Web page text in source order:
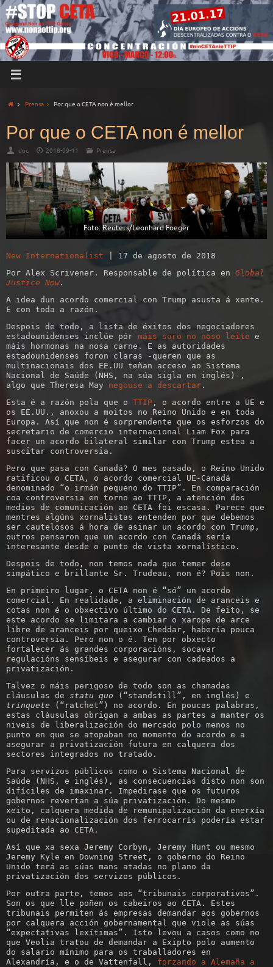
Prensa Por que o CETA non é mellor
Por que o CETA non é mellor
doc 2018-09-11 Prensa
Foto: Reuters/Leonhard Foeger
New Internationalist | 17 de agosto de 2018
Por Alex Scrivener. Responsable de política en Global
Justice Now.
A idea dun acordo comercial con Trump asusta á xente.
E con toda a razón.
Despois de todo, a lista de éxitos dos negociadores
estadounidenses inclúe pór máis soro no noso leite e
máis hormonas na nosa carne. E as autoridades
estadounidenses foron claras -queren que as
multinacionais dos EE.UU teñan acceso ao Sistema
Nacional de Saúde (NHS, na súa sigla en inglés)-,
algo que Theresa May negouse a descartar .
Esta é a razón pola que o TTIP , o acordo entre a UE e
os EE.UU., anoxou a moitos no Reino Unido e en toda
Europa. Así que non é sorprendente que os esforzos do
secretario de comercio internacional Liam Fox para
facer un acordo bilateral similar con Trump estea a
suscitar controversia.
Pero que pasa con Canadá? O mes pasado, o Reino Unido
ratificou o CETA, o acordo comercial UE-Canadá
denominado “o irmán pequeno do TTIP”. En comparación
coa controversia en torno ao TTIP, a atención dos
medios de comunicación ao CETA foi escasa. Parece que
mentres algúns xornalistas entenden por que debemos
ser cautelosos á hora de asinar un acordo con Trump,
outros pensaron que un acordo con Canadá sería
interesante desde o punto de vista xornalístico.
Despois de todo, non temos nada que temer dese
simpático e brillante Sr. Trudeau, non é? Pois non.
En primeiro lugar, o CETA non é “só” un acordo
comercial. En realidade, a eliminación de aranceis e
cotas non é o obxectivo último do CETA. De feito, se
este acordo se limitara a cambiar o xarope de arce
libre de aranceis por queixo Cheddar, habería pouca
controversia. Pero non o é. Ten por obxecto
fortalecer ás grandes corporacións, socavar
regulacións sensíbeis e asegurar con cadeados a
privatización.
Talvez o máis perigoso de todo son as chamadas
cláusulas de statu quo (“standstill”, en inglés) e
trinquete (“ratchet”) no acordo. En poucas palabras,
estas cláusulas obrigan a ambas as partes a manter os
niveis de liberalización do mercado polo menos no
punto en que se atopaban no momento do acordo e a
asegurar a privatización futura en calquera dos
sectores integrados no tratado.
Para servizos públicos como o Sistema Nacional de
Saúde (NHS, e inglés), as consecuencias disto non son
difíciles de imaxinar. Impedirase que os futuros
gobernos revertan a súa privatización. Do mesmo
xeito, calquera medida de remunipalización da enerxía
ou de renacionalización dos ferrocarrís podería estar
supeditada ao CETA.
Así que xa sexa Jeremy Corbyn, Jeremy Hunt ou mesmo
Jeremy Kyle en Downing Street, o goberno do Reino
Unido terá as súas mans atadas no plano da
privatización dos servizos públicos.
Por outra parte, temos aos “tribunais corporativos”.
Son os que lle poñen os cabeiros ao CETA. Estes
tribunais permiten ás empresas demandar aos gobernos
por calquera acción gobernamental que viole as súas
“expectativas lexítimas”. Isto levou a casos como no
que Veolia tratou de demandar a Exipto polo aumento
do salario mínimo para os traballadores en
Alexandría, e o de Vattenfall, forzando a Alemaña a